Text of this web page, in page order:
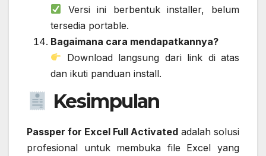
Versi ini berbentuk installer, belum
tersedia portable.
Bagaimana cara mendapatkannya?
Download langsung dari link di atas
dan ikuti panduan install.
Kesimpulan
Passper for Excel Full Activated adalah solusi
profesional untuk membuka file Excel yang